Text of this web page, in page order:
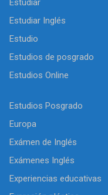
Estudiar
Estudiar Inglés
Estudio
Estudios de posgrado
Estudios Online
Estudios Posgrado
Europa
Exámen de Inglés
Exámenes Inglés
Experiencias educativas